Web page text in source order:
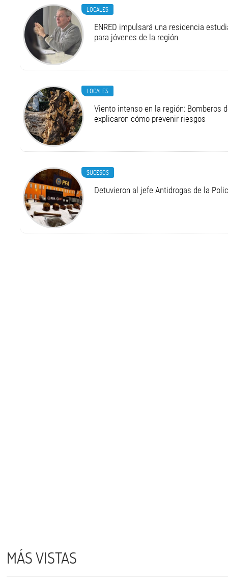
LOCALES
ENRED impulsará una residencia
para jóvenes de la región
LOCALES
Viento intenso en la región: Bomberos
explicaron cómo prevenir riesgos
SUCESOS
Detuvieron al jefe Antidrogas de la
MÁS VISTAS